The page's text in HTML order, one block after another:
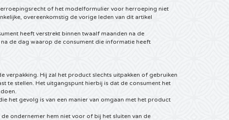
of het modelformulier voor herroeping niet
overeenkomstig de vorige leden van dit artikel
heeft verstrekt binnen twaalf maanden na de
de dag waarop de consument die informatie heeft
verpakking. Hij zal het product slechts uitpakken of gebruiken
te stellen. Het uitgangspunt hierbij is dat de consument het
het gevolg is van een manier van omgaan met het product
ondernemer hem niet voor of bij het sluiten van de